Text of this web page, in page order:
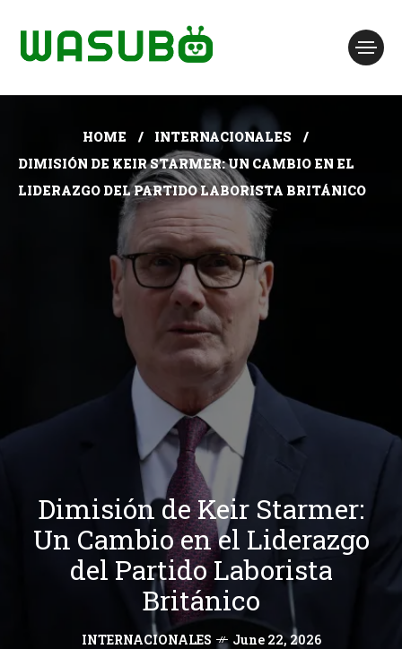
HOME
INTERNACIONALES
DIMISIÓN DE KEIR STARMER: UN CAMBIO EN EL
LIDERAZGO DEL PARTIDO LABORISTA BRITÁNICO
Dimisión de Keir Starmer:
Un Cambio en el Liderazgo
del Partido Laborista
Británico
INTERNACIONALES June 22, 2026